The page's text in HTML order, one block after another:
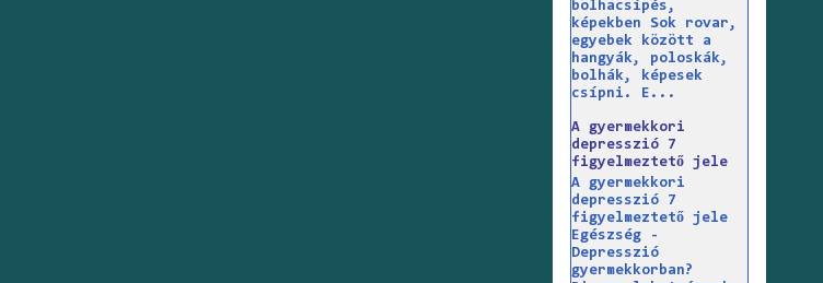
bolhacsípés,
képekben Sok rovar,
egyebek között a
hangyák, poloskák,
bolhák, képesek
csípni. E...
A gyermekkori
depresszió 7
figyelmeztető jele
A gyermekkori
depresszió 7
figyelmeztető jele
Egészség -
Depresszió
gyermekkorban?